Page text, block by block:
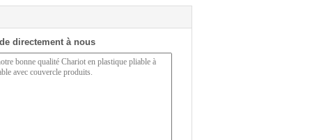
directement à nous